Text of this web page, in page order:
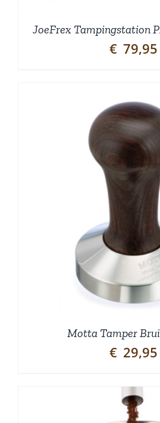
JoeFrex Tampingstation
€ 79,95
Motta Tamper
€ 29,95